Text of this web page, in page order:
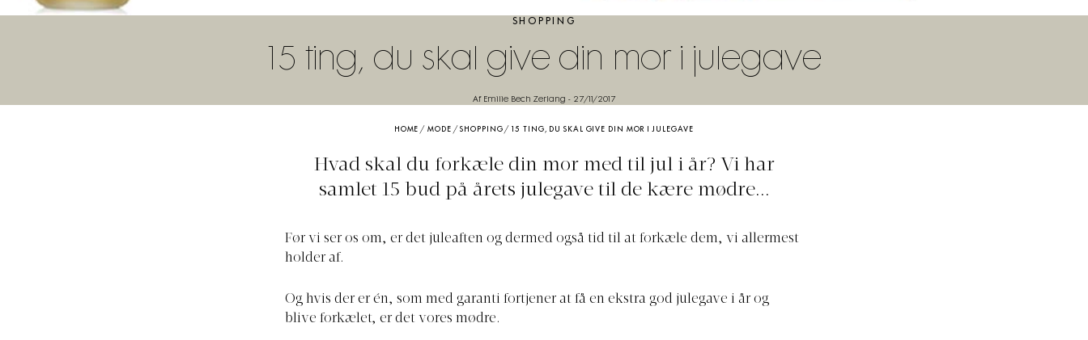
SHOPPING
15 ting, du skal give din mor i julegave
Af Emilie Bech Zerlang - 27/11/2017
HOME /MODE /SHOPPING / 15 TING, DU SKAL GIVE DIN MOR I JULEGAVE
Hvad skal du forkæle din mor med til jul i år? Vi har
samlet 15 bud på årets julegave til de kære mødre...
Før vi ser os om, er det juleaften og dermed også tid til at forkæle dem, vi allermest
holder af.
Og hvis der er én, som med garanti fortjener at få en ekstra god julegave i år og
blive forkælet, er det vores mødre.